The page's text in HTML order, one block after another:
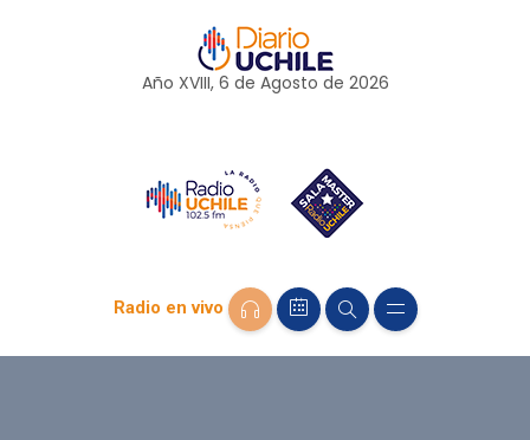
Año XVIII, 6 de Agosto de 2026
Radio en vivo